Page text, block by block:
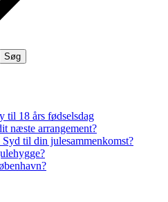
Søg
til 18 års fødselsdag
næste arrangement?
til din julesammenkomst?